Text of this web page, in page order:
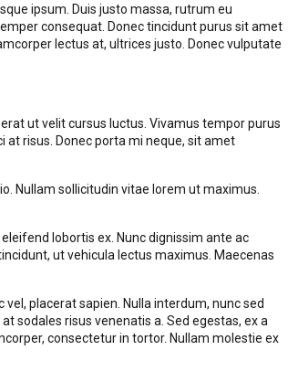
ipsum. Duis justo massa, rutrum eu
consequat. Donec tincidunt purus sit amet
lectus at, ultrices justo. Donec vulputate
ut velit cursus luctus. Vivamus tempor purus
at risus. Donec porta mi neque, sit amet
Nullam sollicitudin vitae lorem ut maximus.
lobortis ex. Nunc dignissim ante ac
ut vehicula lectus maximus. Maecenas
placerat sapien. Nulla interdum, nunc sed
sodales risus venenatis a. Sed egestas, ex a
consectetur in tortor. Nullam molestie ex